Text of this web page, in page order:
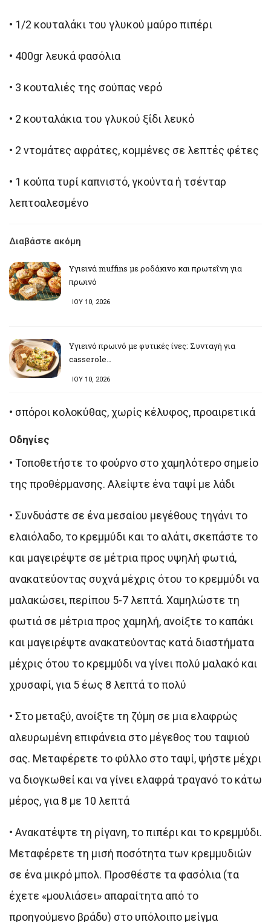
• 1/2 κουταλάκι του γλυκού μαύρο πιπέρι
• 400gr λευκά φασόλια
• 3 κουταλιές της σούπας νερό
• 2 κουταλάκια του γλυκού ξίδι λευκό
• 2 ντομάτες αφράτες, κομμένες σε λεπτές φέτες
• 1 κούπα τυρί καπνιστό, γκούντα ή τσένταρ
λεπτοαλεσμένο
Διαβάστε ακόμη
Υγιεινά muffins με ροδάκινο και πρωτεΐνη για
πρωινό
ΙΟΥ 10, 2026
Υγιεινό πρωινό με φυτικές ίνες: Συνταγή για
casserole…
ΙΟΥ 10, 2026
• σπόροι κολοκύθας, χωρίς κέλυφος, προαιρετικά
Οδηγίες
• Τοποθετήστε το φούρνο στο χαμηλότερο σημείο
της προθέρμανσης. Αλείψτε ένα ταψί με λάδι
• Συνδυάστε σε ένα μεσαίου μεγέθους τηγάνι το
ελαιόλαδο, το κρεμμύδι και το αλάτι, σκεπάστε το
και μαγειρέψτε σε μέτρια προς υψηλή φωτιά,
ανακατεύοντας συχνά μέχρις ότου το κρεμμύδι να
μαλακώσει, περίπου 5-7 λεπτά. Χαμηλώστε τη
φωτιά σε μέτρια προς χαμηλή, ανοίξτε το καπάκι
και μαγειρέψτε ανακατεύοντας κατά διαστήματα
μέχρις ότου το κρεμμύδι να γίνει πολύ μαλακό και
χρυσαφί, για 5 έως 8 λεπτά το πολύ
• Στο μεταξύ, ανοίξτε τη ζύμη σε μια ελαφρώς
αλευρωμένη επιφάνεια στο μέγεθος του ταψιού
σας. Μεταφέρετε το φύλλο στο ταψί, ψήστε μέχρι
να διογκωθεί και να γίνει ελαφρά τραγανό το κάτω
μέρος, για 8 με 10 λεπτά
• Ανακατέψτε τη ρίγανη, το πιπέρι και το κρεμμύδι.
Μεταφέρετε τη μισή ποσότητα των κρεμμυδιών
σε ένα μικρό μπολ. Προσθέστε τα φασόλια (τα
έχετε «μουλιάσει» απαραίτητα από το
προηγούμενο βράδυ) στο υπόλοιπο μείγμα